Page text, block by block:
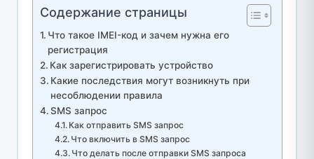
Содержание страницы
Что такое IMEI-код и зачем нужна его
регистрация
Как зарегистрировать устройство
Какие последствия могут возникнуть при
несоблюдении правила
SMS запрос
Как отправить SMS запрос
Что включить в SMS запрос
Что делать после отправки SMS запроса